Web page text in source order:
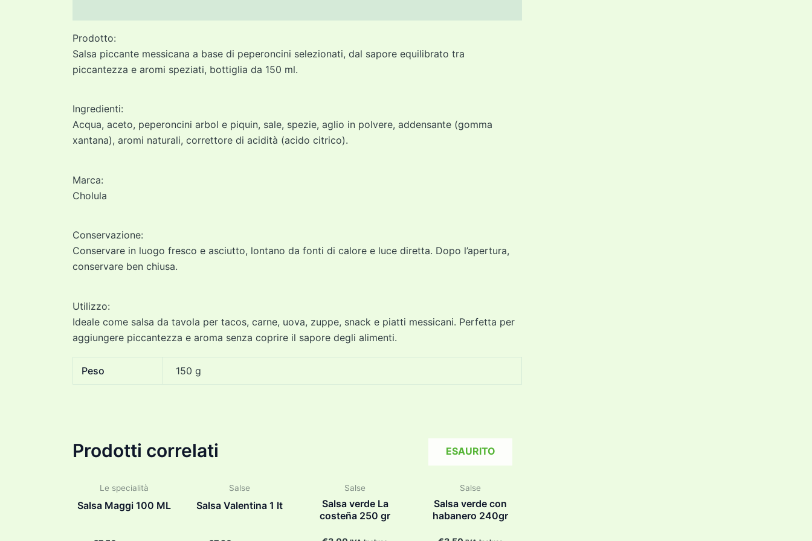
Prodotto:
Salsa piccante messicana a base di peperoncini selezionati, dal sapore equilibrato tra
piccantezza e aromi speziati, bottiglia da 150 ml.
Ingredienti:
Acqua, aceto, peperoncini arbol e piquin, sale, spezie, aglio in polvere, addensante (gomma
xantana), aromi naturali, correttore di acidità (acido citrico).
Marca:
Cholula
Conservazione:
Conservare in luogo fresco e asciutto, lontano da fonti di calore e luce diretta. Dopo l’apertura,
conservare ben chiusa.
Utilizzo:
Ideale come salsa da tavola per tacos, carne, uova, zuppe, snack e piatti messicani. Perfetta per
aggiungere piccantezza e aroma senza coprire il sapore degli alimenti.
Peso 150 g
Prodotti correlati
Le specialità
Salsa Maggi 100 ML
Salse
Salsa Valentina 1 lt
Salse
Salsa verde La
costeña 250 gr
ESAURITO
Salse
Salsa verde con
habanero 240gr